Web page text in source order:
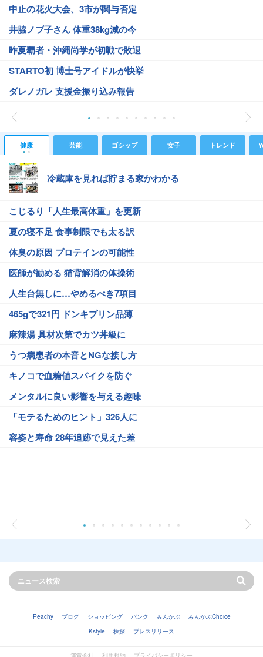
中止の花火大会、3市が関与否定
井脇ノブ子さん 体重38kg減の今
昨夏覇者・沖縄尚学が初戦で敗退
STARTO初 博士号アイドルが快挙
ダレノガレ 支援金振り込み報告
健康 芸能 ゴシップ 女子 トレンド
冷蔵庫を見れば貯まる家かわかる
こじるり「人生最高体重」を更新
夏の寝不足 食事制限でも太る訳
体臭の原因 プロテインの可能性
医師が勧める 猫背解消の体操術
人生台無しに…やめるべき7項目
465gで321円 ドンキプリン品薄
麻辣湯 具材次第でカツ丼級に
うつ病患者の本音とNGな接し方
キノコで血糖値スパイクを防ぐ
メンタルに良い影響を与える趣味
「モテるためのヒント」326人に
容姿と寿命 28年追跡で見えた差
Peachy ブログ ショッピング バンク みんかぶ
みんかぶChoice
Kstyle
株探 プレスリリース
運営会社 利用規約 プライバシーポリシー